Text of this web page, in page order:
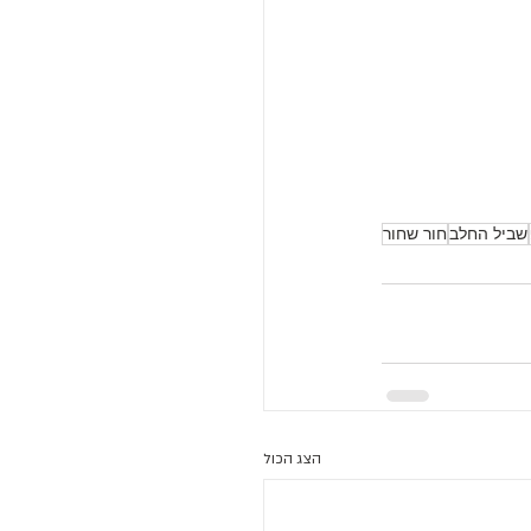
שביל החלבחור שחור
הצג הכול